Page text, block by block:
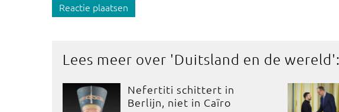
Reactie plaatsen
Lees meer over 'Duitsland en de wereld':
Nefertiti schittert in
Berlijn, niet in Caïro